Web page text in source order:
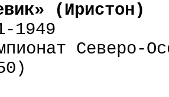
(Иристон)
1949
Северо-